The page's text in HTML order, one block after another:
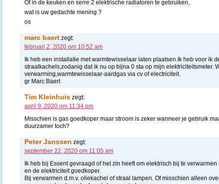
Of in de keuken en serre 2 elektrische radiatoren te gebruiken,
wat is uw gedachte mening ?
os
marc baert zegt:
februari 2, 2020 om 10:52 am
Ik heb een installatie met warmtewisselaar laten plaatsen.Ik heb voor ik
straalkachels,zodanig dat ik nu op bijna 0 sta op mijn elektriciteitsmeter.
verwarming,warmtewisselaar-aardgas via cv of electriciteit.
gr Marc Baert
Tim Kleinhuis zegt:
april 9, 2020 om 11:34 pm
Misschien is gas goedkoper maar stroom is zeker wanneer je gebruik
duurzamer toch?
Peter Janssen zegt:
september 22, 2020 om 11:05 am
Ik heb bij Essent gevraagd of het zin heeft om elektrisch bij te
en de elektriciteit goedkoper.
Bij verwarmen d.m.v. oliekachel of straal lampen. Of misschien alleen